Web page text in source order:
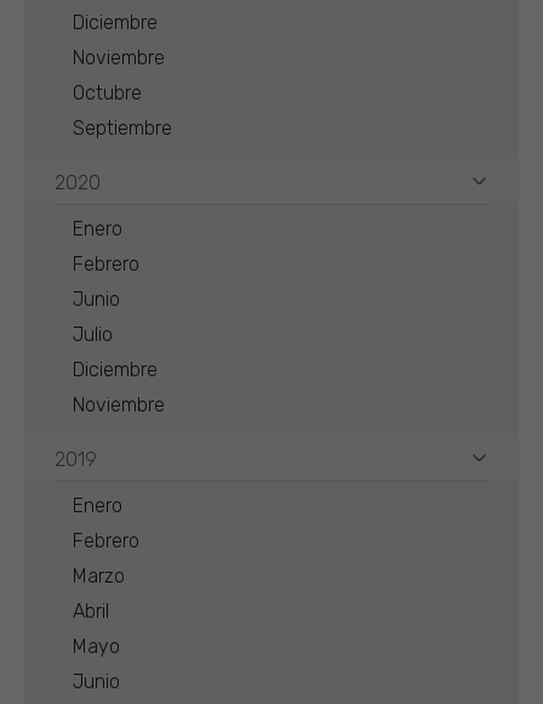
Diciembre
Noviembre
Octubre
Septiembre
2020
Enero
Febrero
Junio
Julio
Diciembre
Noviembre
2019
Enero
Febrero
Marzo
Abril
Mayo
Junio